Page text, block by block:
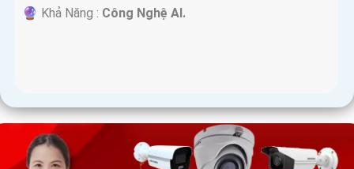
️🔮 Khả Năng : Công Nghệ AI.